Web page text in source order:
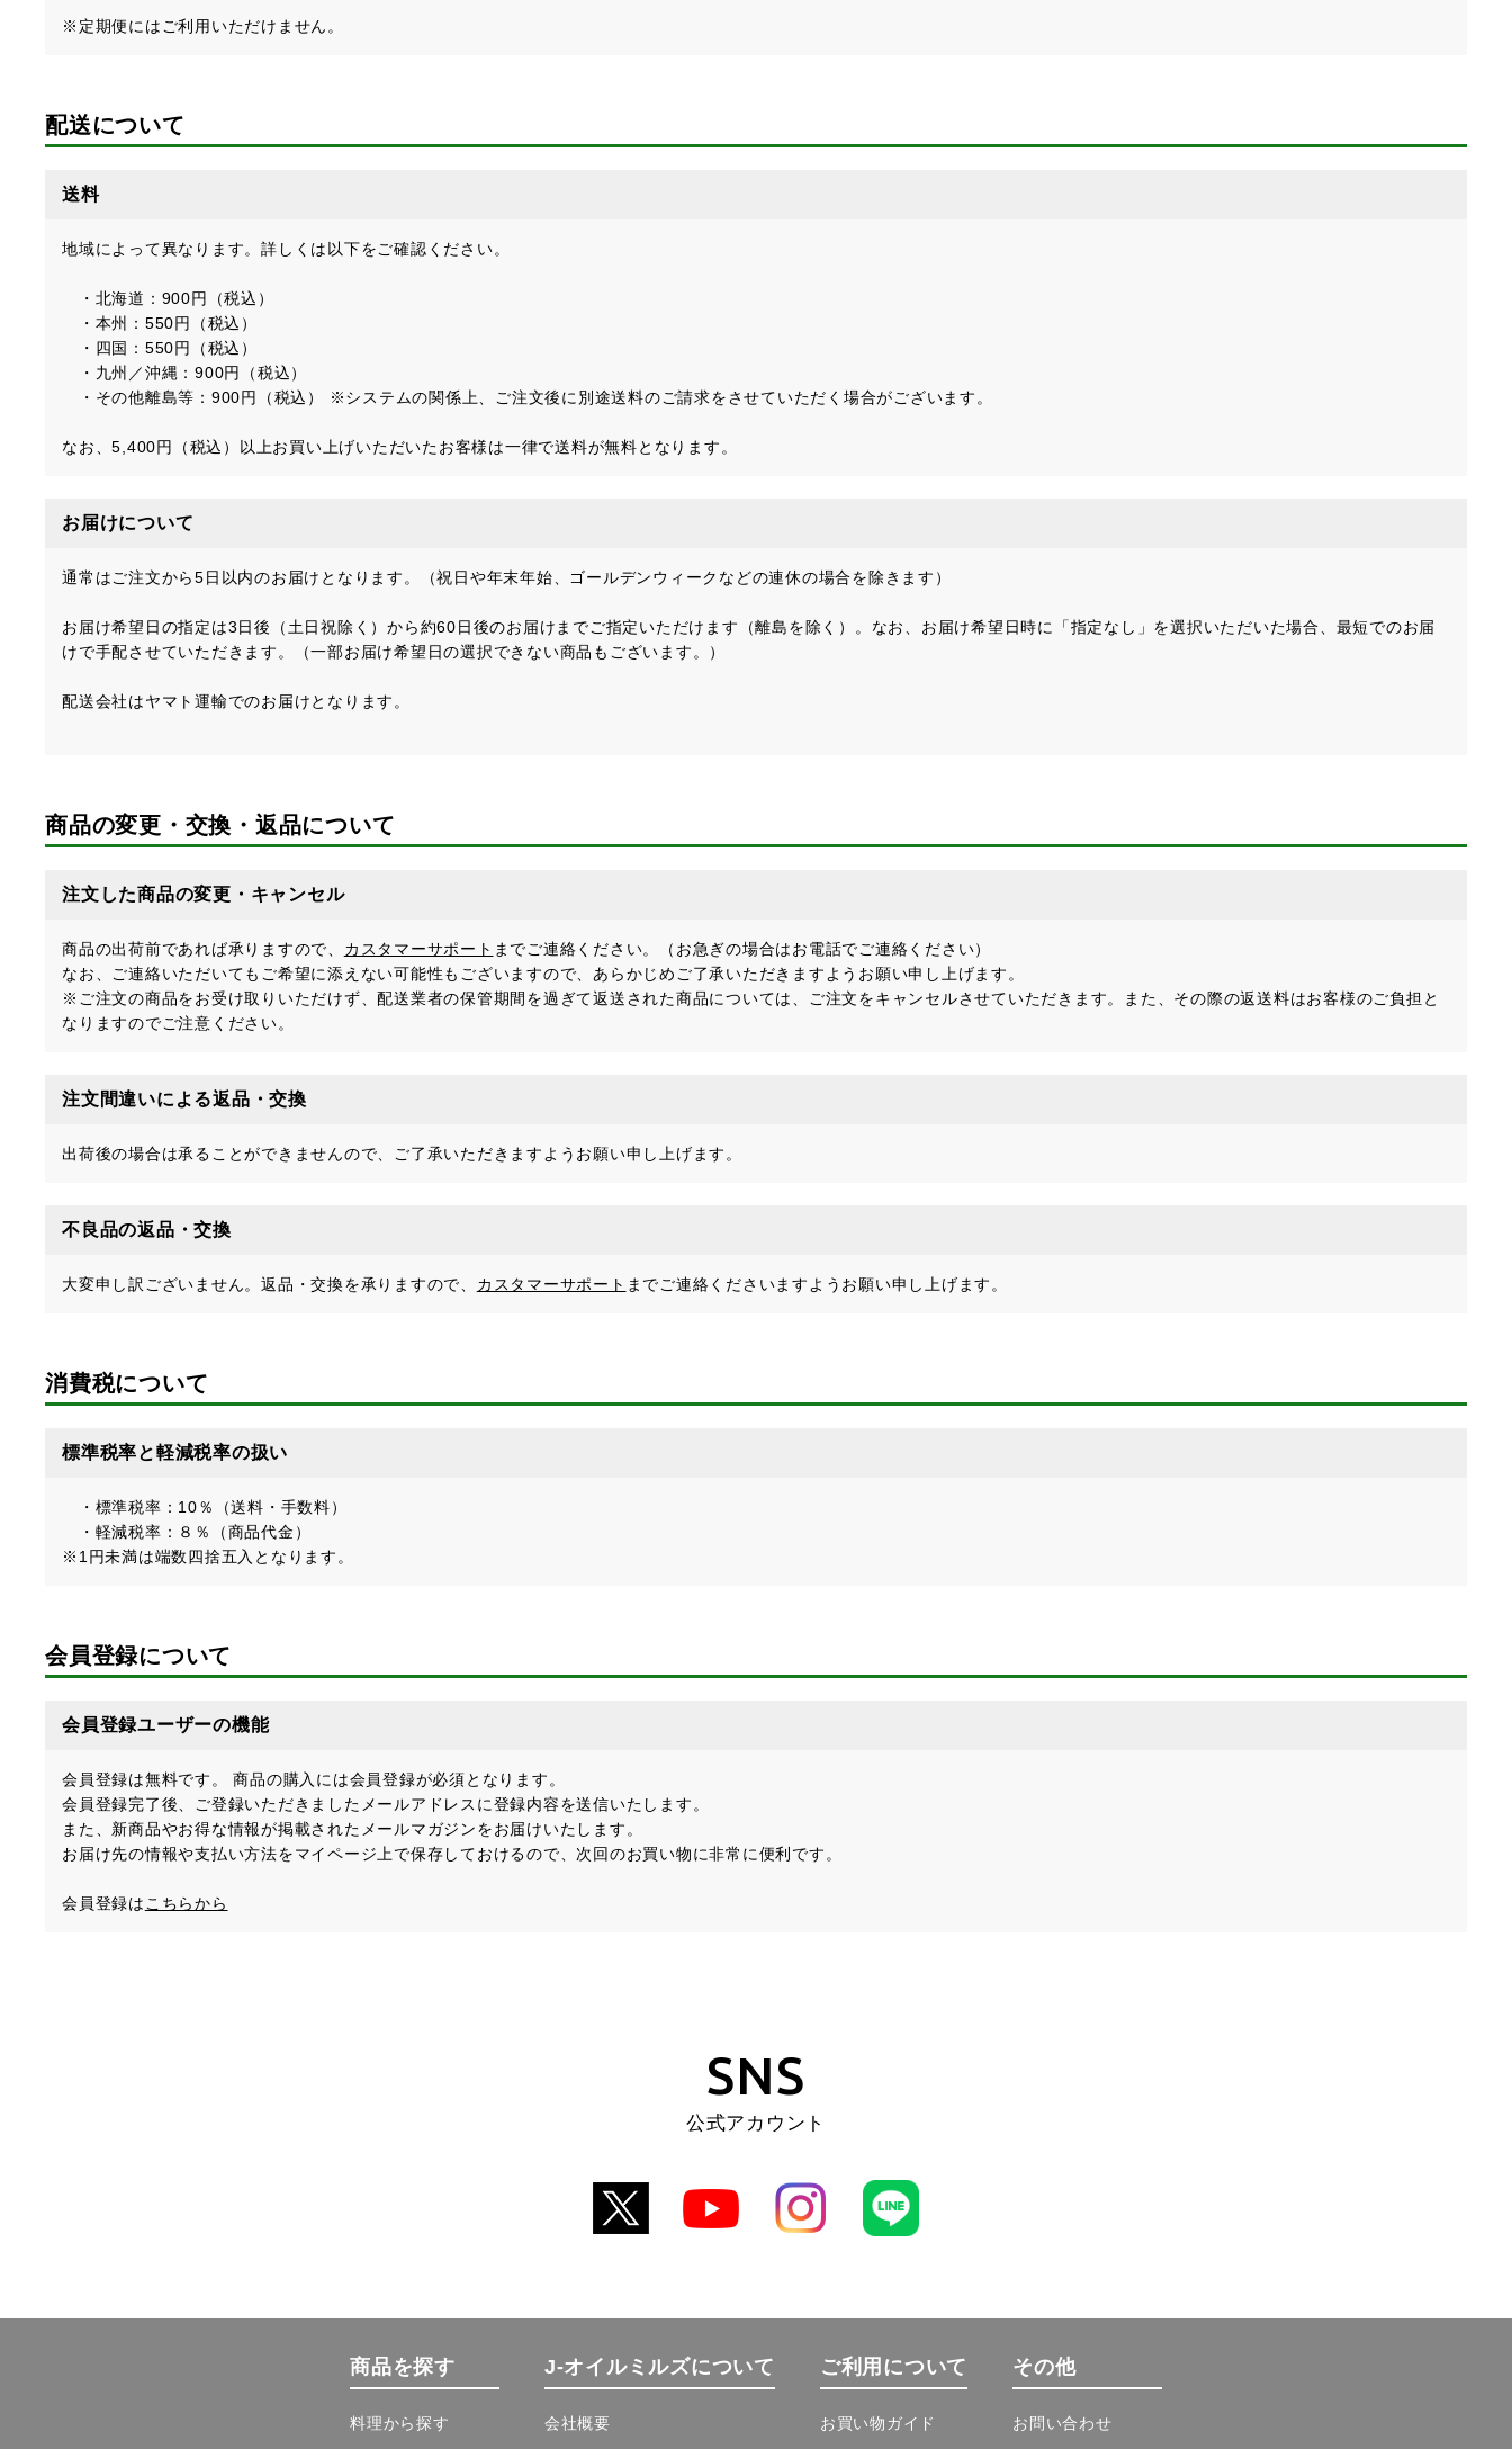
※定期便にはご利用いただけません。
配送について
送料
地域によって異なります。詳しくは以下をご確認ください。
・北海道：900円（税込）
・本州：550円（税込）
・四国：550円（税込）
・九州／沖縄：900円（税込）
・その他離島等：900円（税込） ※システムの関係上、ご注文後に別途送料のご請求をさせていただく場合がございます。
なお、5,400円（税込）以上お買い上げいただいたお客様は一律で送料が無料となります。
お届けについて
通常はご注文から5日以内のお届けとなります。（祝日や年末年始、ゴールデンウィークなどの連休の場合を除きます）
お届け希望日の指定は3日後（土日祝除く）から約60日後のお届けまでご指定いただけます（離島を除く）。なお、お届け希望日時に「指定なし」を選択いただいた場合、最短でのお届
けで手配させていただきます。（一部お届け希望日の選択できない商品もございます。）
配送会社はヤマト運輸でのお届けとなります。
商品の変更・交換・返品について
注文した商品の変更・キャンセル
商品の出荷前であれば承りますので、 カスタマーサポート までご連絡ください。（お急ぎの場合はお電話でご連絡ください）
なお、ご連絡いただいてもご希望に添えない可能性もございますので、あらかじめご了承いただきますようお願い申し上げます。
※ご注文の商品をお受け取りいただけず、配送業者の保管期間を過ぎて返送された商品については、ご注文をキャンセルさせていただきます。また、その際の返送料はお客様のご負担と
なりますのでご注意ください。
注文間違いによる返品・交換
出荷後の場合は承ることができませんので、ご了承いただきますようお願い申し上げます。
不良品の返品・交換
大変申し訳ございません。返品・交換を承りますので、 カスタマーサポート までご連絡くださいますようお願い申し上げます。
消費税について
標準税率と軽減税率の扱い
・標準税率：10％（送料・手数料）
・軽減税率：８％（商品代金）
※1円未満は端数四捨五入となります。
会員登録について
会員登録ユーザーの機能
会員登録は無料です。 商品の購入には会員登録が必須となります。
会員登録完了後、ご登録いただきましたメールアドレスに登録内容を送信いたします。
また、新商品やお得な情報が掲載されたメールマガジンをお届けいたします。
お届け先の情報や支払い方法をマイページ上で保存しておけるので、次回のお買い物に非常に便利です。
会員登録は こちらから
SNS
公式アカウント
商品を探す
料理から探す
J-オイルミルズについて
会社概要
ご利用について
お買い物ガイド
その他
お問い合わせ